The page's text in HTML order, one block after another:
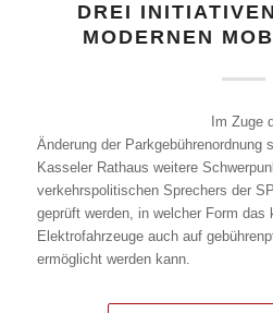
DREI
MODERNEN
Im Zuge
Änderung der Parkgebührenordnung
Kasseler Rathaus weitere
verkehrspolitischen Sprechers der
geprüft werden, in welcher Form das
Elektrofahrzeuge auch auf
ermöglicht werden kann.